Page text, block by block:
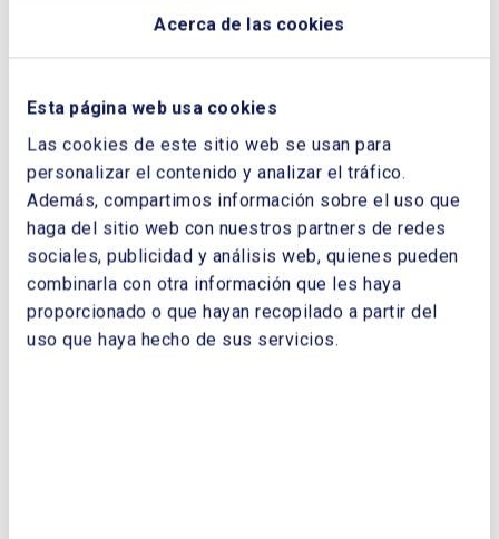
Acerca de las cookies
Esta página web usa cookies
Las cookies de este sitio web se usan para
personalizar el contenido y analizar el tráfico.
Además, compartimos información sobre el uso que
haga del sitio web con nuestros partners de redes
sociales, publicidad y análisis web, quienes pueden
combinarla con otra información que les haya
proporcionado o que hayan recopilado a partir del
uso que haya hecho de sus servicios.
ENERGÍA ELÉCTRICA (AELĒC)
Santiago Gómez Ramos. Presidente.
ENERGÍAS RENOVABLES (APPA
RENOVABLES)
Rocío Sicre del Rosal. Presidenta.
ASOCIACIÓN EMPRESARIAL EÓLICA
(AEE)
Cristina Torres-Quevedo. Directora
Financiera y de Regulación. UNIÓN
ESPAÑOLA FOTOVOLTAICA (UNEF)
José Ignacio Castillo Laguarta
.
Presidente. ASOCIACIÓN ESPAÑOLA